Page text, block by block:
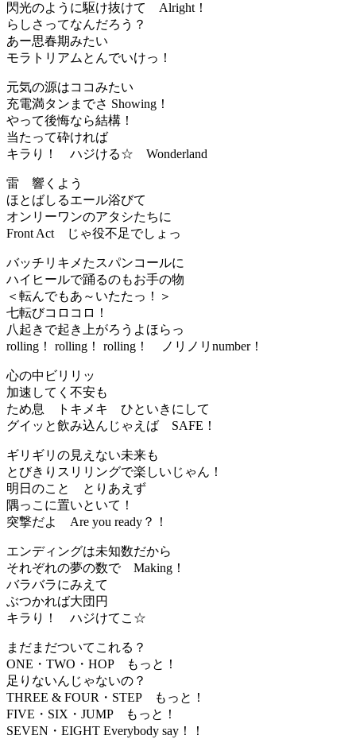
閃光のように駆け抜けて Alright！
らしさってなんだろう？
あー思春期みたい
モラトリアムとんでいけっ！
元気の源はココみたい
充電満タンまでさ Showing！
やって後悔なら結構！
当たって砕ければ
キラり！ ハジける☆ Wonderland
雷 響くよう
ほとばしるエール浴びて
オンリーワンのアタシたちに
Front Act じゃ役不足でしょっ
バッチリキメたスパンコールに
ハイヒールで踊るのもお手の物
＜転んでもあ～いたたっ！＞
七転びコロコロ！
八起きで起き上がろうよほらっ
rolling！ rolling！ rolling！ ノリノリnumber！
心の中ビリリッ
加速してく不安も
ため息 トキメキ ひといきにして
グイッと飲み込んじゃえば SAFE！
ギリギリの見えない未来も
とびきりスリリングで楽しいじゃん！
明日のこと とりあえず
隅っこに置いといて！
突撃だよ Are you ready？！
エンディングは未知数だから
それぞれの夢の数で Making！
バラバラにみえて
ぶつかれば大団円
キラり！ ハジけてこ☆
まだまだついてこれる？
ONE・TWO・HOP もっと！
足りないんじゃないの？
THREE & FOUR・STEP もっと！
FIVE・SIX・JUMP もっと！
SEVEN・EIGHT Everybody say！！